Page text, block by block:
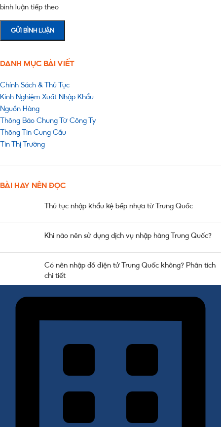
bình luận tiếp theo
DANH MỤC BÀI VIẾT
Chính Sách & Thủ Tục
Kinh Nghiệm Xuất Nhập Khẩu
Nguồn Hàng
Thông Báo Chung Từ Công Ty
Thông Tin Cung Cầu
Tin Thị Trường
BÀI HAY NÊN ĐỌC
Thủ tục nhập khẩu kệ bếp nhựa từ Trung Quốc
Khi nào nên sử dụng dịch vụ nhập hàng Trung Quốc?
Có nên nhập đồ điện tử Trung Quốc không? Phân tích
chi tiết